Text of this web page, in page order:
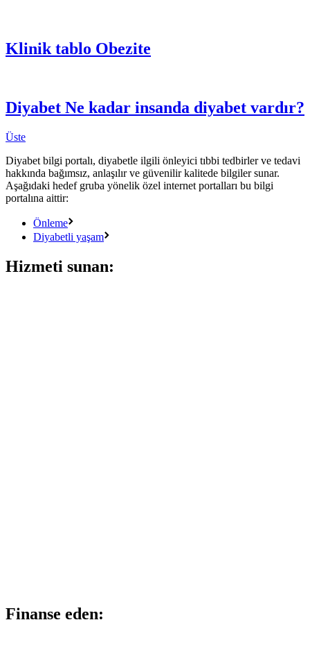
Klinik tablo Obezite
Diyabet Ne kadar insanda diyabet vardır?
Üste
Diyabet bilgi portalı, diyabetle ilgili önleyici tıbbi tedbirler ve tedavi
hakkında bağımsız, anlaşılır ve güvenilir kalitede bilgiler sunar.
Aşağıdaki hedef gruba yönelik özel internet portalları bu bilgi
portalına aittir:
Önleme
Diyabetli yaşam
Hizmeti sunan:
Finanse eden: